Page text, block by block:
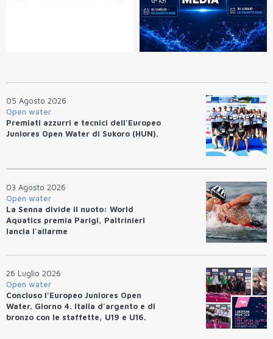
05 Agosto 2026
Open water
Premiati azzurri e tecnici dell'Europeo
Juniores Open Water di Sukoro (HUN).
03 Agosto 2026
Open water
La Senna divide il nuoto: World
Aquatics premia Parigi, Paltrinieri
lancia l'allarme
26 Luglio 2026
Open water
Concluso l'Europeo Juniores Open
Water. Giorno 4. Italia d'argento e di
bronzo con le staffette, U19 e U16.